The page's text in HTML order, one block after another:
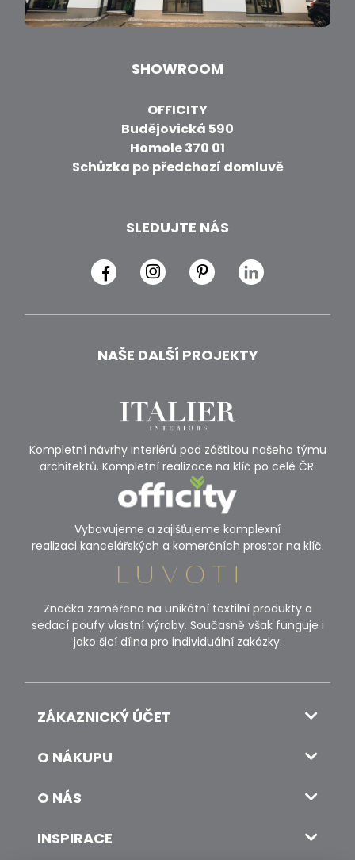
SHOWROOM
OFFICITY
Budějovická 590
Homole 370 01
Schůzka po předchozí domluvě
SLEDUJTE NÁS
NAŠE DALŠÍ PROJEKTY
Kompletní návrhy interiérů pod záštitou našeho týmu
architektů. Kompletní realizace na klíč po celé ČR.
Vybavujeme a zajišťujeme komplexní
realizaci kancelářských a komerčních prostor na klíč.
Značka zaměřena na unikátní textilní produkty a
sedací poufy vlastní výroby. Současně však funguje i
jako šicí dílna pro individuální zakázky.
ZÁKAZNICKÝ ÚČET
O NÁKUPU
O NÁS
INSPIRACE